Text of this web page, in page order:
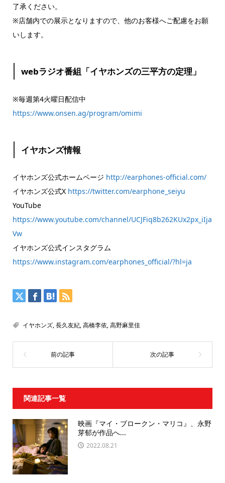
了承ください。
※店舗内での展示となりますので、他のお客様へご配慮をお願
いします。
webラジオ番組「イヤホンズの三平方の定理」
※毎週第4火曜日配信中
https://www.onsen.ag/program/omimi
イヤホンズ情報
イヤホンズ公式ホームページ http://earphones-official.com/
イヤホンズ公式X https://twitter.com/earphone_seiyu
YouTube
https://www.youtube.com/channel/UCJFiq8b262KUx2px_iIja
Vw
イヤホンズ公式インスタグラム
https://www.instagram.com/earphones_official/?hl=ja
イヤホンズ,長久友紀,高橋李依,高野麻里佳
関連記事一覧
映画『マイ・ブロークン・マリコ』、永野
芽郁が作品へ...
2022.08.21